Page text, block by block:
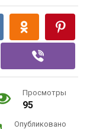
Просмотры
95
Опубликовано